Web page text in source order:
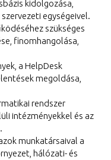
kidolgozása,
egységeivel.
szükséges
finomhangolása,
a HelpDesk
megoldása,
rendszer
intézményekkel és az
munkatársaival a
hálózati- és